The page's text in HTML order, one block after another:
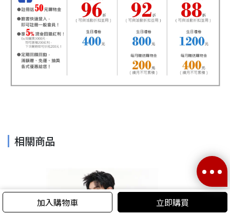
加入購物車 立即購買
相關商品